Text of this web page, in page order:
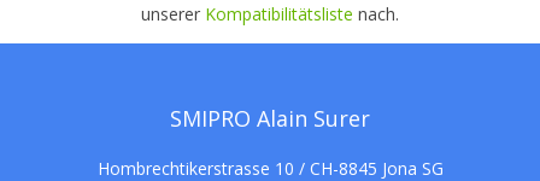
unserer Kompatibilitätsliste nach.
SMIPRO Alain Surer
Hombrechtikerstrasse 10 / CH-8845 Jona SG